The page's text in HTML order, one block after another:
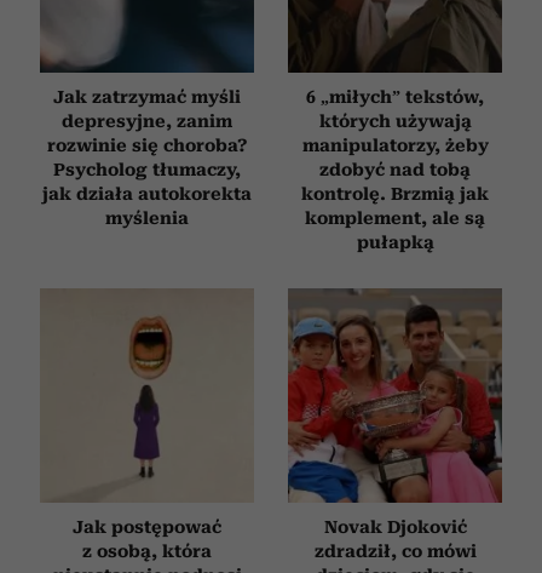
Jak zatrzymać myśli
depresyjne, zanim
rozwinie się choroba?
Psycholog tłumaczy,
jak działa autokorekta
myślenia
6 „miłych” tekstów,
których używają
manipulatorzy, żeby
zdobyć nad tobą
kontrolę. Brzmią jak
komplement, ale są
pułapką
Jak postępować
z osobą, która
Novak Djoković
zdradził, co mówi